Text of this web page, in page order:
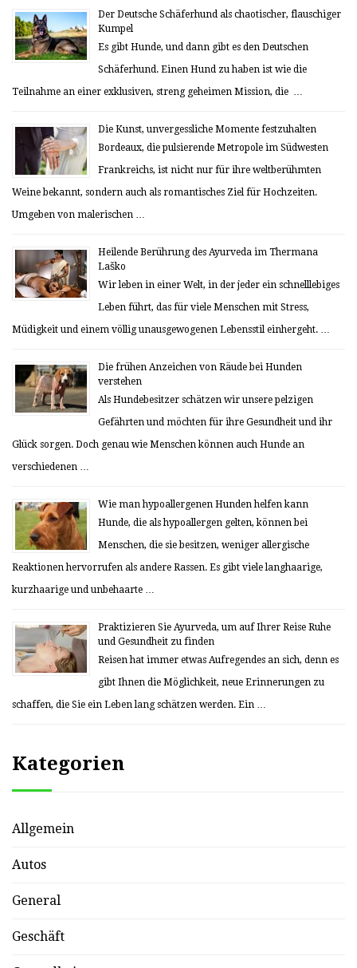
Der Deutsche Schäferhund als chaotischer, flauschiger
Kumpel
Es gibt Hunde, und dann gibt es den Deutschen
Schäferhund. Einen Hund zu haben ist wie die
Teilnahme an einer exklusiven, streng geheimen Mission, die …
Die Kunst, unvergessliche Momente festzuhalten
Bordeaux, die pulsierende Metropole im Südwesten
Frankreichs, ist nicht nur für ihre weltberühmten
Weine bekannt, sondern auch als romantisches Ziel für Hochzeiten.
Umgeben von malerischen …
Heilende Berührung des Ayurveda im Thermana
Laško
Wir leben in einer Welt, in der jeder ein schnelllebiges
Leben führt, das für viele Menschen mit Stress,
Müdigkeit und einem völlig unausgewogenen Lebensstil einhergeht. …
Die frühen Anzeichen von Räude bei Hunden
verstehen
Als Hundebesitzer schätzen wir unsere pelzigen
Gefährten und möchten für ihre Gesundheit und ihr
Glück sorgen. Doch genau wie Menschen können auch Hunde an
verschiedenen …
Wie man hypoallergenen Hunden helfen kann
Hunde, die als hypoallergen gelten, können bei
Menschen, die sie besitzen, weniger allergische
Reaktionen hervorrufen als andere Rassen. Es gibt viele langhaarige,
kurzhaarige und unbehaarte …
Praktizieren Sie Ayurveda, um auf Ihrer Reise Ruhe
und Gesundheit zu finden
Reisen hat immer etwas Aufregendes an sich, denn es
gibt Ihnen die Möglichkeit, neue Erinnerungen zu
schaffen, die Sie ein Leben lang schätzen werden. Ein …
Kategorien
Allgemein
Autos
General
Geschäft